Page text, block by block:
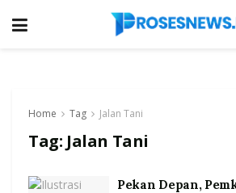
Home Tag Jalan Tani
Tag: Jalan Tani
Pekan Depan,